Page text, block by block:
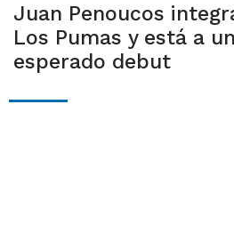
Juan Penoucos
Los Pumas y está a
esperado debut